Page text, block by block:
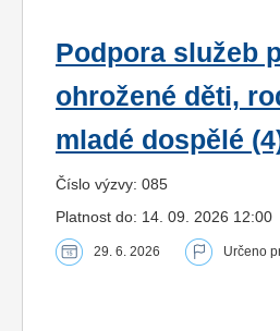
Podpora služeb
ohrožené děti,
mladé dospělé
Číslo výzvy: 085
Platnost do: 14. 09. 2026 12:00
29. 6. 2026 Určeno